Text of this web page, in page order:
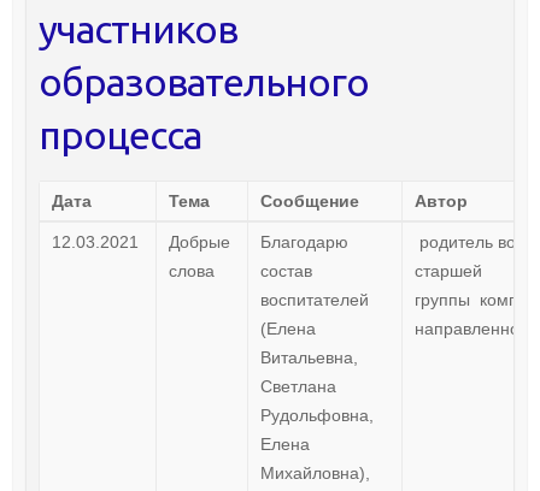
участников
образовательного
процесса
Дата Тема Сообщение Автор
12.03.2021
Добрые
слова
Благодарю
состав
воспитателей
(Елена
Витальевна,
Светлана
Рудольфовна,
Елена
Михайловна),
родитель
старшей
группы